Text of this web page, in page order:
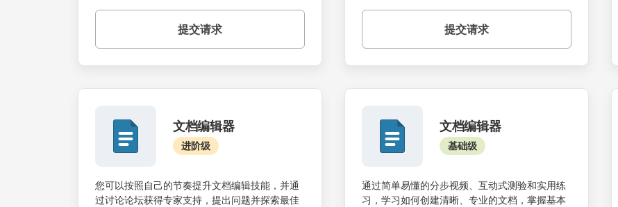
提交请求 提交请求
文档编辑器
进阶级
您可以按照自己的节奏提升文档编辑技能，并通
过讨论论坛获得专家支持，提出问题并探索最佳
文档编辑器
基础级
通过简单易懂的分步视频、互动式测验和实用练
习，学习如何创建清晰、专业的文档，掌握基本